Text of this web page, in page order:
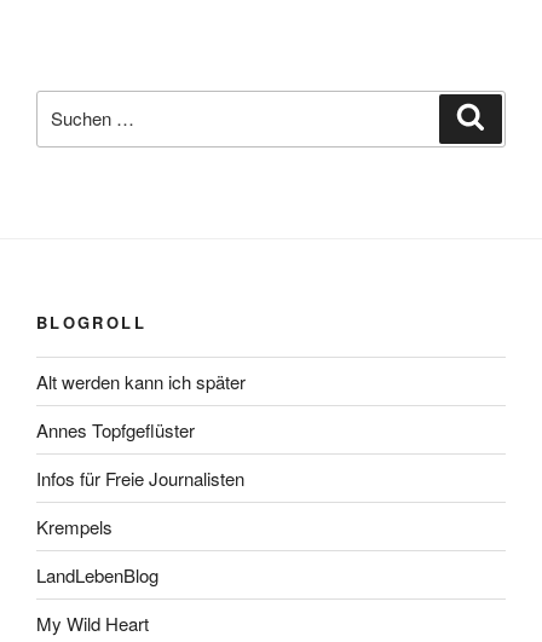
nach:
BLOGROLL
Alt werden kann ich später
Annes Topfgeflüster
Infos für Freie Journalisten
Krempels
LandLebenBlog
My Wild Heart